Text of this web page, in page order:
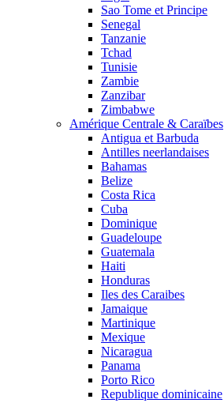
Sao Tome et Principe
Senegal
Tanzanie
Tchad
Tunisie
Zambie
Zanzibar
Zimbabwe
Amérique Centrale & Caraïbes
Antigua et Barbuda
Antilles neerlandaises
Bahamas
Belize
Costa Rica
Cuba
Dominique
Guadeloupe
Guatemala
Haiti
Honduras
Iles des Caraibes
Jamaique
Martinique
Mexique
Nicaragua
Panama
Porto Rico
Republique dominicaine